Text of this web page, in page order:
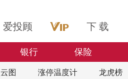
爱投顾 下 载
银行 保险
图 涨停温度计 龙虎榜